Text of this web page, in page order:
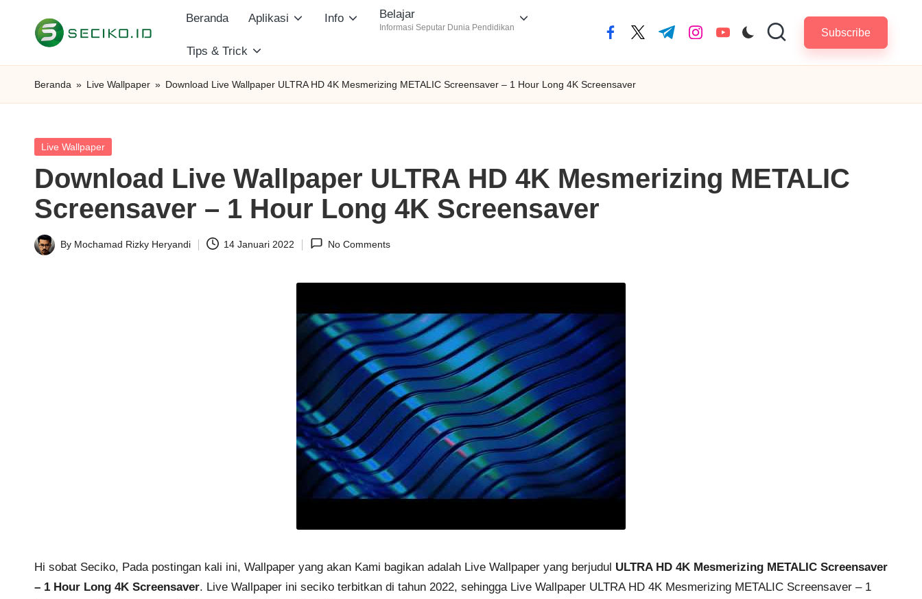
S
e
i
k
o
I
Informasi
dan
Beranda Aplikasi Info Belajar
Informasi Seputar Dunia Pendidikan
Tips & Trick
facebook.com
twitter.com
t.me instagram.com
youtube.com Subscribe
Beranda » Live Wallpaper » Download Live Wallpaper ULTRA HD 4K Mesmerizing METALIC Screensaver – 1 Hour Long 4K Screensaver
Posted
Live Wallpaper
Download Live Wallpaper ULTRA HD 4K Mesmerizing METALIC
Screensaver – 1 Hour Long 4K Screensaver
Posted
By Mochamad Rizky Heryandi 14 Januari 2022 No Comments
Hi sobat Seciko, Pada postingan kali ini, Wallpaper yang akan Kami bagikan adalah Live Wallpaper yang berjudul ULTRA HD 4K Mesmerizing METALIC Screensaver
– 1 Hour Long 4K Screensaver. Live Wallpaper ini seciko terbitkan di tahun 2022, sehingga Live Wallpaper ULTRA HD 4K Mesmerizing METALIC Screensaver – 1